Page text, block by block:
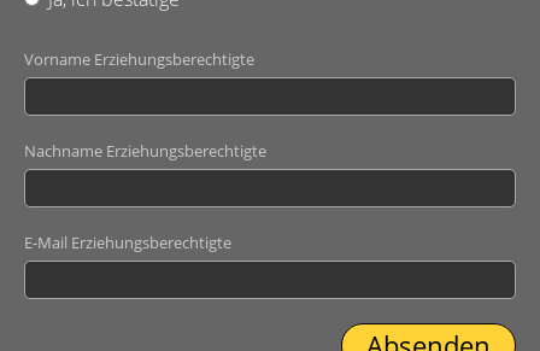
Vorname Erziehungsberechtigte
Nachname Erziehungsberechtigte
E-Mail Erziehungsberechtigte